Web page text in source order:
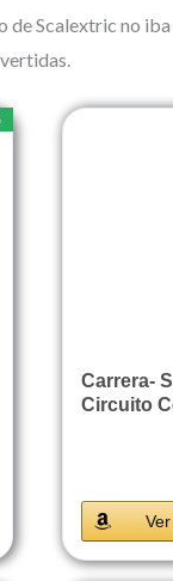
de Scalextric no
Carrera-
Circuito